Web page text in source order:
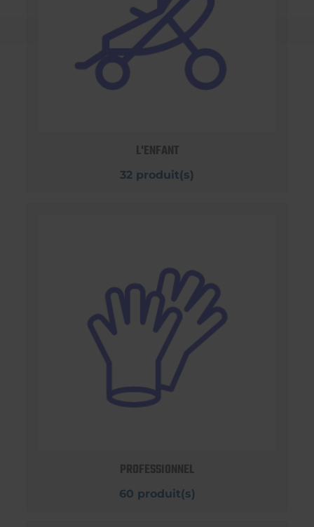
L'ENFANT
32 produit(s)
PROFESSIONNEL
60 produit(s)